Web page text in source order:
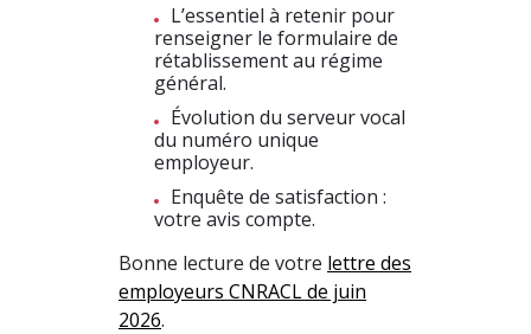
L’essentiel à retenir pour
renseigner le formulaire de
rétablissement au régime
général.
Évolution du serveur vocal
du numéro unique
employeur.
Enquête de satisfaction :
votre avis compte.
Bonne lecture de votre lettre des
employeurs CNRACL de juin
2026.